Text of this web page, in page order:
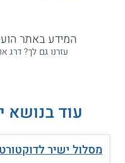
המידע באתר הועיל ל87%
עזרנו גם לך? דרג
עוד בנושא
מסלול ישיר